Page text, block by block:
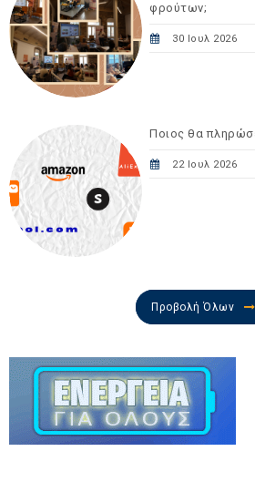
φρούτων;
30 Ιουλ 2026
Ποιος θα
22 Ιουλ 2026
Προβολή Όλων